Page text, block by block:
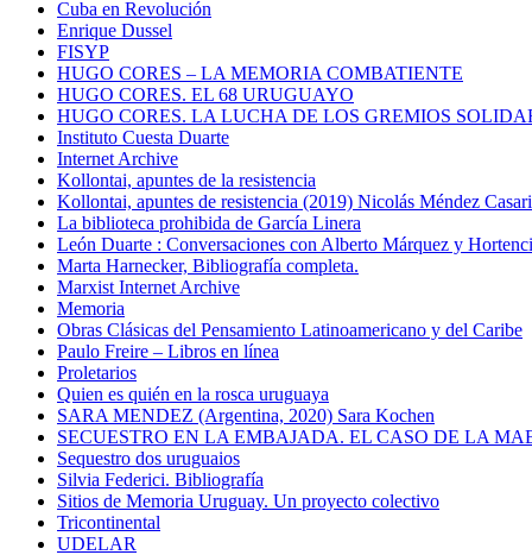
Cuba en Revolución
Enrique Dussel
FISYP
HUGO CORES – LA MEMORIA COMBATIENTE
HUGO CORES. EL 68 URUGUAYO
HUGO CORES. LA LUCHA DE LOS GREMIOS
Instituto Cuesta Duarte
Internet Archive
Kollontai, apuntes de la resistencia
Kollontai, apuntes de resistencia (2019) Nicolás Méndez
La biblioteca prohibida de García Linera
León Duarte : Conversaciones con Alberto Márquez y
Marta Harnecker, Bibliografía completa.
Marxist Internet Archive
Memoria
Obras Clásicas del Pensamiento Latinoamericano y del Caribe
Paulo Freire – Libros en línea
Proletarios
Quien es quién en la rosca uruguaya
SARA MENDEZ (Argentina, 2020) Sara Kochen
SECUESTRO EN LA EMBAJADA. EL CASO DE LA
Sequestro dos uruguaios
Silvia Federici. Bibliografía
Sitios de Memoria Uruguay. Un proyecto colectivo
Tricontinental
UDELAR